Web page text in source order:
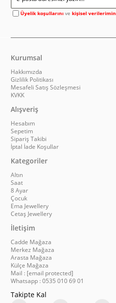
Üyelik koşullarını vekişisel verilerimin
Kurumsal
Hakkımızda
Gizlilik Politikası
Mesafeli Satış Sözleşmesi
KVKK
Alışveriş
Hesabım
Sepetim
Sipariş Takibi
İptal İade Koşullar
Kategoriler
Altın
Saat
8 Ayar
Çocuk
Ema Jewellery
Cetaş Jewellery
İletişim
Cadde Mağaza
Merkez Mağaza
Arasta Mağaza
Külçe Mağaza
Mail : [email protected]
Whatsapp : 0535 010 69 01
Takipte Kal